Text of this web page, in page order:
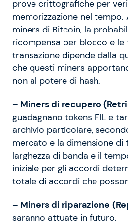
prove crittografiche per
memorizzazione nel tempo.
miners di Bitcoin, la
ricompensa per blocco e le
transazione dipende dalla
che questi miners
non al potere di hash.
– Miners di recupero
guadagnano tokens FIL e
archivio particolare,
mercato e la dimensione di
larghezza di banda e il
iniziale per gli accordi
totale di accordi che
– Miners di riparazione
saranno attuate in futuro.